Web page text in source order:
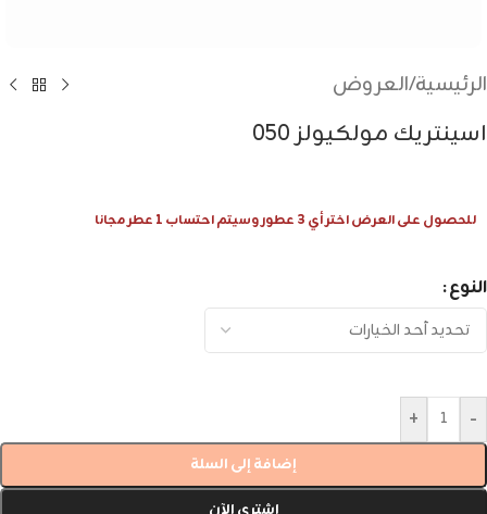
الرئيسية/العروض
اسينتريك مولكيولز 050
للحصول على العرض اختر أي 3 عطور وسيتم احتساب 1 عطر مجانا
النوع
-
+
إضافة إلى السلة